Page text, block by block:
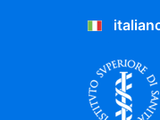
Salta al Contenuto
Salta al Footer